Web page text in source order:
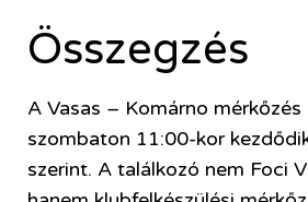
Összegzés
A Vasas – Komárno
szombaton 11:00-kor
szerint. A találkozó nem Foci